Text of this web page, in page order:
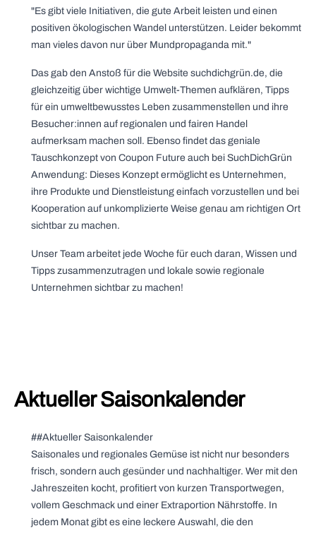
"Es gibt viele Initiativen, die gute Arbeit leisten und einen
positiven ökologischen Wandel unterstützen. Leider bekommt
man vieles davon nur über Mundpropaganda mit."
Das gab den Anstoß für die Website suchdichgrün.de, die
gleichzeitig über wichtige Umwelt-Themen aufklären, Tipps
für ein umweltbewusstes Leben zusammenstellen und ihre
Besucher:innen auf regionalen und fairen Handel
aufmerksam machen soll. Ebenso findet das geniale
Tauschkonzept von Coupon Future auch bei SuchDichGrün
Anwendung: Dieses Konzept ermöglicht es Unternehmen,
ihre Produkte und Dienstleistung einfach vorzustellen und bei
Kooperation auf unkomplizierte Weise genau am richtigen Ort
sichtbar zu machen.
Unser Team arbeitet jede Woche für euch daran, Wissen und
Tipps zusammenzutragen und lokale sowie regionale
Unternehmen sichtbar zu machen!
Aktueller Saisonkalender
##Aktueller Saisonkalender
Saisonales und regionales Gemüse ist nicht nur besonders
frisch, sondern auch gesünder und nachhaltiger. Wer mit den
Jahreszeiten kocht, profitiert von kurzen Transportwegen,
vollem Geschmack und einer Extraportion Nährstoffe. In
jedem Monat gibt es eine leckere Auswahl, die den